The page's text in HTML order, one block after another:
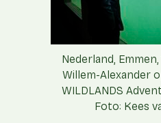
Nederland, Emmen,
Willem-Alexander
WILDLANDS
Foto: Kees